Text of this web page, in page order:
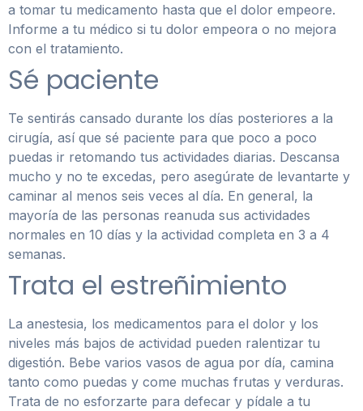
a tomar tu medicamento hasta que el dolor empeore.
Informe a tu médico si tu dolor empeora o no mejora
con el tratamiento.
Sé paciente
Te sentirás cansado durante los días posteriores a la
cirugía, así que sé paciente para que poco a poco
puedas ir retomando tus actividades diarias. Descansa
mucho y no te excedas, pero asegúrate de levantarte y
caminar al menos seis veces al día. En general, la
mayoría de las personas reanuda sus actividades
normales en 10 días y la actividad completa en 3 a 4
semanas.
Trata el estreñimiento
La anestesia, los medicamentos para el dolor y los
niveles más bajos de actividad pueden ralentizar tu
digestión. Bebe varios vasos de agua por día, camina
tanto como puedas y come muchas frutas y verduras.
Trata de no esforzarte para defecar y pídale a tu